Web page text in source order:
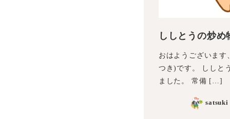
ししとうの炒め
おはようございま
つき)です。 ししと
ました。 常備 […]
satsuki